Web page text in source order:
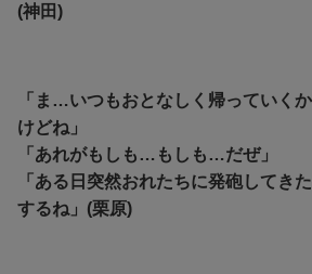
(神田)
「ま…いつもおとなしく帰っていく
けどね」
「あれがもしも…もしも…だぜ」
「ある日突然おれたちに発砲してき
するね」(栗原)